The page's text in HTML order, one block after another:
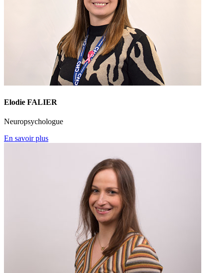
Elodie FALIER
Neuropsychologue
En savoir plus